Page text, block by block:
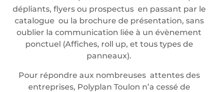
dépliants, flyers ou prospectus en passant par le
catalogue ou la brochure de présentation, sans
oublier la communication liée à un évènement
ponctuel (Affiches, roll up, et tous types de
panneaux).
Pour répondre aux nombreuses attentes des
entreprises, Polyplan Toulon n’a cessé de